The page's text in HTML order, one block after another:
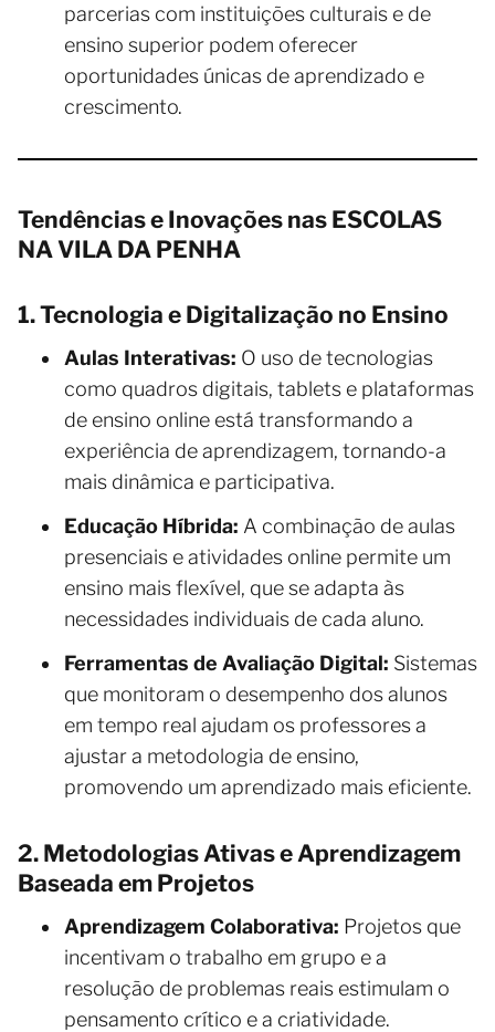
parcerias com instituições culturais e de
ensino superior podem oferecer
oportunidades únicas de aprendizado e
crescimento.
Tendências e Inovações nas ESCOLAS
NA VILA DA PENHA
1. Tecnologia e Digitalização no Ensino
Aulas Interativas: O uso de tecnologias
como quadros digitais, tablets e plataformas
de ensino online está transformando a
experiência de aprendizagem, tornando-a
mais dinâmica e participativa.
Educação Híbrida: A combinação de aulas
presenciais e atividades online permite um
ensino mais flexível, que se adapta às
necessidades individuais de cada aluno.
Ferramentas de Avaliação Digital: Sistemas
que monitoram o desempenho dos alunos
em tempo real ajudam os professores a
ajustar a metodologia de ensino,
promovendo um aprendizado mais eficiente.
2. Metodologias Ativas e Aprendizagem
Baseada em Projetos
Aprendizagem Colaborativa: Projetos que
incentivam o trabalho em grupo e a
resolução de problemas reais estimulam o
pensamento crítico e a criatividade.